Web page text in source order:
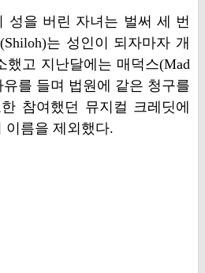
성을 버린 자녀는 벌써 세 번
는 성인이 되자마자 개
했고 지난달에는 매덕스(Mad
를 들며 법원에 같은 청구를
참여했던 뮤지컬 크레딧에
이름을 제외했다.